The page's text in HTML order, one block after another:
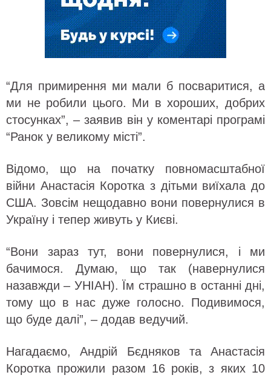
“Для примирення ми мали б посваритися, а
ми не робили цього. Ми в хороших, добрих
стосунках”, – заявив він у коментарі програмі
“Ранок у великому місті”.
Відомо, що на початку повномасштабної
війни Анастасія Коротка з дітьми виїхала до
США. Зовсім нещодавно вони повернулися в
Україну і тепер живуть у Києві.
“Вони зараз тут, вони повернулися, і ми
бачимося. Думаю, що так (навернулися
назавжди – УНІАН). Їм страшно в останні дні,
тому що в нас дуже голосно. Подивимося,
що буде далі”, – додав ведучий.
Нагадаємо, Андрій Бєдняков та Анастасія
Коротка прожили разом 16 років, з яких 10